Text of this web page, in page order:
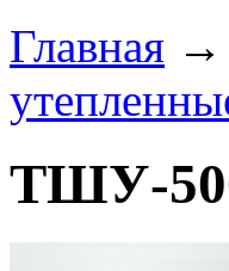
Главная →
ТШУ-